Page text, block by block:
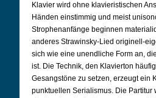
Klavier wird ohne klavieristischen
Händen einstimmig und meist
Strophenanfänge beginnen
anderes Strawinsky-Lied originell-
sich wie eine unendliche Form an,
ist. Die Technik, den Klavierton
Gesangstöne zu setzen, erzeugt ein
punktuellen Serialismus. Die Partitur